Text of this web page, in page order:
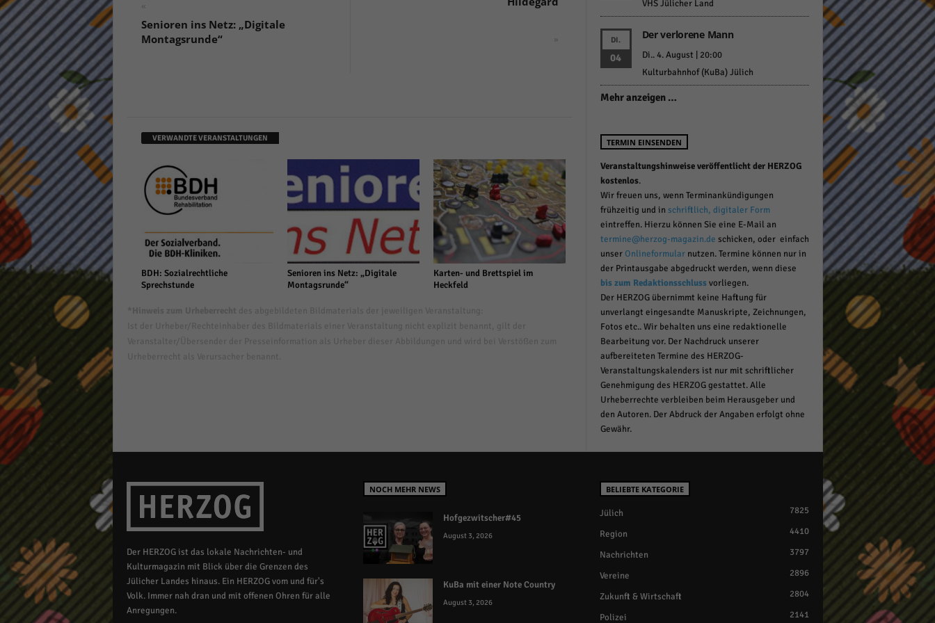
«
Senioren ins Netz: „Digitale
Montagsrunde“
»
VERWANDTE VERANSTALTUNGEN
BDH: Sozialrechtliche
Sprechstunde
Senioren ins Netz: „Digitale
Montagsrunde“
Karten- und Brettspiel im
Heckfeld
VHS Jülicher Land
DI.
04
Der verlorene Mann
Di.. 4. August | 20:00
Kulturbahnhof (KuBa) Jülich
Mehr anzeigen …
TERMIN EINSENDEN
Veranstaltungshinweise veröffentlicht der HERZOG
kostenlos.
Wir freuen uns, wenn Terminankündigungen
frühzeitig und in schriftlich, digitaler Form
eintreffen. Hierzu können Sie eine E-Mail an
termine@herzog-magazin.de schicken, oder einfach
unserOnlineformularnutzen. Termine können nur in
der Printausgabe abgedruckt werden, wenn diese
bis zum Redaktionsschlussvorliegen.
Der HERZOG übernimmt keine Haftung für
unverlangt eingesandte Manuskripte, Zeichnungen,
Fotos etc.. Wir behalten uns eine redaktionelle
Bearbeitung vor. Der Nachdruck unserer
aufbereiteten Termine des HERZOG-
Veranstaltungskalenders ist nur mit schriftlicher
Genehmigung des HERZOG gestattet. Alle
Urheberrechte verbleiben beim Herausgeber und
den Autoren. Der Abdruck der Angaben erfolgt ohne
Gewähr.
Der HERZOG ist das lokale Nachrichten- und
Kulturmagazin mit Blick über die Grenzen des
Jülicher Landes hinaus. Ein HERZOG vom und für's
Volk. Immer nah dran und mit offenen Ohren für alle
Anregungen.
NOCH MEHR NEWS
Hofgezwitscher#45
August 3, 2026
KuBa mit einer Note Country
August 3, 2026
BELIEBTE KATEGORIE
Jülich 7825
Region 4410
Nachrichten 3797
Vereine 2896
Zukunft & Wirtschaft 2804
Polizei 2141
Datenschutzerklärung Impressum